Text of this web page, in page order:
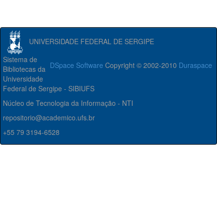
UNIVERSIDADE FEDERAL DE SERGIPE
DSpace Software Copyright © 2002-2010 Duraspace
Sistema de
Bibliotecas da
Universidade
Federal de Sergipe - SIBIUFS
Núcleo de Tecnologia da Informação - NTI
repositorio@academico.ufs.br
+55 79 3194-6528